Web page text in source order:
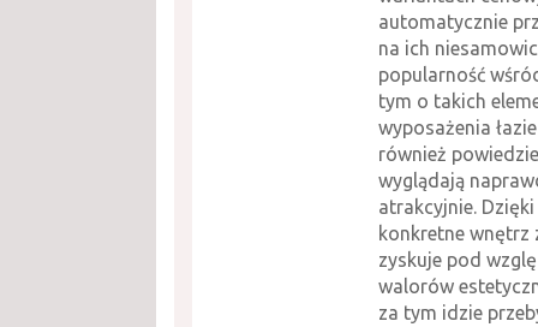
automatycznie
na ich
popularność
tym o takich
wyposażenia
również
wyglądają
atrakcyjnie.
konkretne wnętrz
zyskuje pod
walorów
za tym idzie